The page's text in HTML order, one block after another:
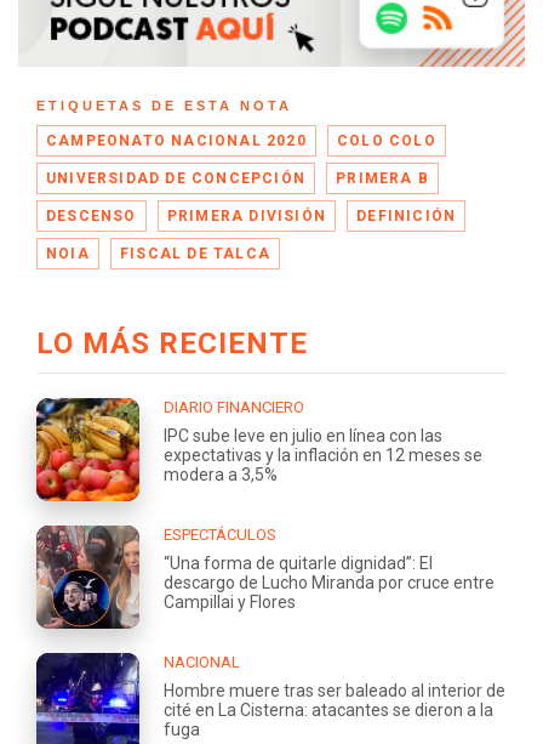
ETIQUETAS DE ESTA NOTA
CAMPEONATO NACIONAL 2020 COLO COLO
UNIVERSIDAD DE CONCEPCIÓN PRIMERA B
DESCENSO PRIMERA DIVISIÓN DEFINICIÓN
NOIA FISCAL DE TALCA
LO MÁS RECIENTE
DIARIO FINANCIERO
IPC sube leve en julio en línea con las
expectativas y la inflación en 12 meses se
modera a 3,5%
ESPECTÁCULOS
“Una forma de quitarle dignidad”: El
descargo de Lucho Miranda por cruce entre
Campillai y Flores
NACIONAL
Hombre muere tras ser baleado al interior de
cité en La Cisterna: atacantes se dieron a la
fuga